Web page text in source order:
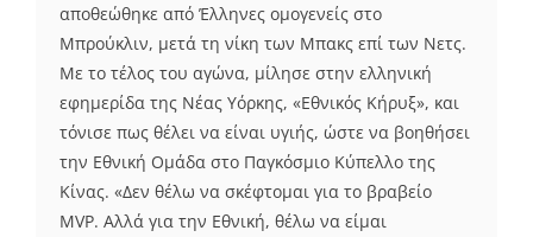
αποθεώθηκε από Έλληνες ομογενείς στο
Μπρούκλιν, μετά τη νίκη των Μπακς επί των Νετς.
Με το τέλος του αγώνα, μίλησε στην ελληνική
εφημερίδα της Νέας Υόρκης, «Εθνικός Κήρυξ», και
τόνισε πως θέλει να είναι υγιής, ώστε να βοηθήσει
την Εθνική Ομάδα στο Παγκόσμιο Κύπελλο της
Κίνας. «Δεν θέλω να σκέφτομαι για το βραβείο
MVP. Αλλά για την Εθνική, θέλω να είμαι